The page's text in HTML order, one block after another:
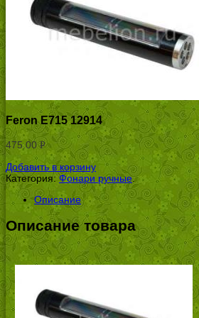
Feron Е715 12914
475.00Р
УБ.
Добавить в корзину
Категория:Фонари ручные.
Описание
Описание товара